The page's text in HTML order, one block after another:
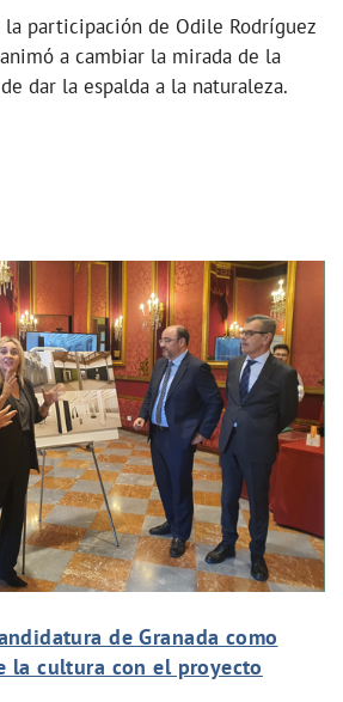
participación de Odile Rodríguez
a cambiar la mirada de la
dar la espalda a la naturaleza.
de Granada como
la cultura con el proyecto